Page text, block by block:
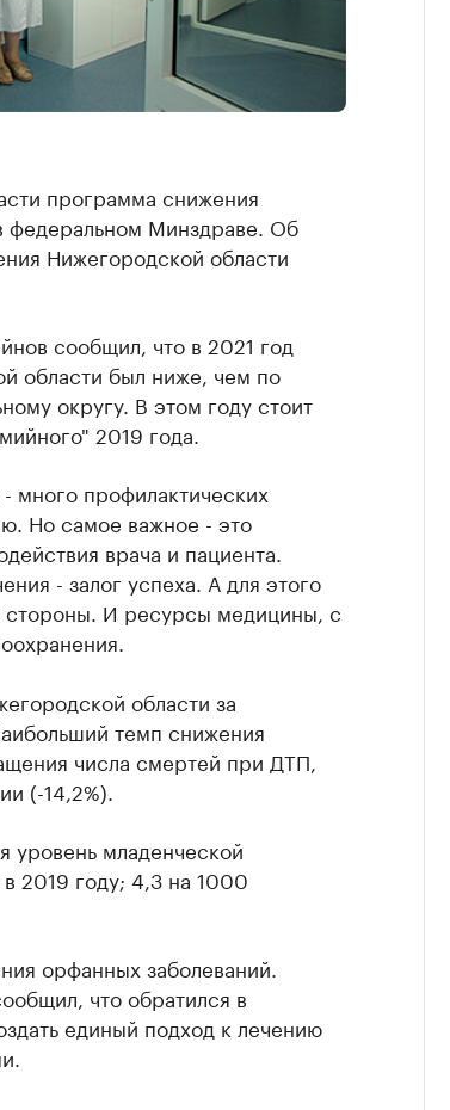
программа снижения
федеральном Минздраве. Об
Нижегородской области
сообщил, что в 2021 год
области был ниже, чем по
округу. В этом году стоит
2019 года.
много профилактических
Но самое важное - это
врача и пациента.
- залог успеха. А для этого
стороны. И ресурсы медицины, с
области за
темп снижения
числа смертей при ДТП,
(-14,2%).
уровень младенческой
2019 году; 4,3 на 1000
орфанных заболеваний.
что обратился в
единый подход к лечению